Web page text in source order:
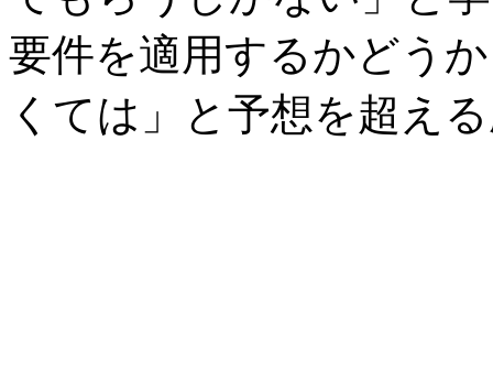
要件を適用するかどう
くては」と予想を超え